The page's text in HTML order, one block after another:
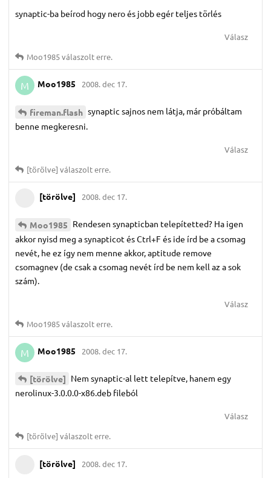
synaptic-ba beírod hogy nero és jobb egér teljes törlés
Válasz
Moo1985válaszolt erre.
M Moo1985 2008. dec 17.
fireman.​flash synaptic sajnos nem látja, már próbáltam
benne megkeresni.
Válasz
[törölve] válaszolt erre.
[törölve] 2008. dec 17.
Moo1985 Rendesen synapticban telepítetted? Ha igen
akkor nyisd meg a synapticot és Ctrl+F és ide írd be a csomag
nevét, he ez így nem menne akkor, aptitude remove
csomagnev (de csak a csomag nevét írd be nem kell az a sok
szám).
Válasz
Moo1985válaszolt erre.
M Moo1985 2008. dec 17.
[törölve] Nem synaptic-al lett telepítve, hanem egy
nerolinux-3.0.0.0-x86.deb fileból
Válasz
[törölve] válaszolt erre.
[törölve] 2008. dec 17.